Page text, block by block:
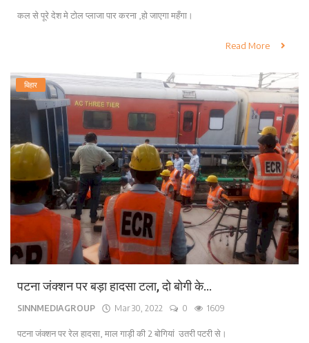
कल से पूरे देश मे टोल प्लाजा पार करना ,हो जाएगा महँगा।
Read More
बिहार
पटना जंक्शन पर बड़ा हादसा टला, दो बोगी के...
SINNMEDIAGROUP Mar 30, 2022 0 1609
पटना जंक्शन पर रेल हादसा, माल गाड़ी की 2 बोगियां उतरी पटरी से।